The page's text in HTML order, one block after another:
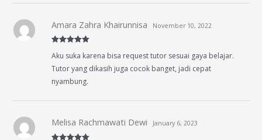
of 5
Amara Zahra Khairunnisa November 10, 2022
Aku suka karena bisa request tutor sesuai gaya belajar.
Tutor yang dikasih juga cocok banget, jadi cepat
nyambung.
Melisa Rachmawati Dewi January 6, 2023